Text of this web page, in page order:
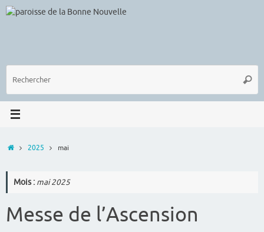
Passer
au
:
Accueil
2025 mai
Mois : mai 2025
Messe de l’Ascension